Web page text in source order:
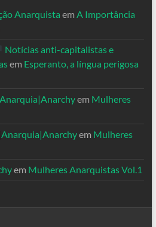
Anarquista em A Importância
Notícias anti-capitalistas e
em Esperanto, a língua perigosa
em Mulheres
em Mulheres
em Mulheres Anarquistas Vol.1